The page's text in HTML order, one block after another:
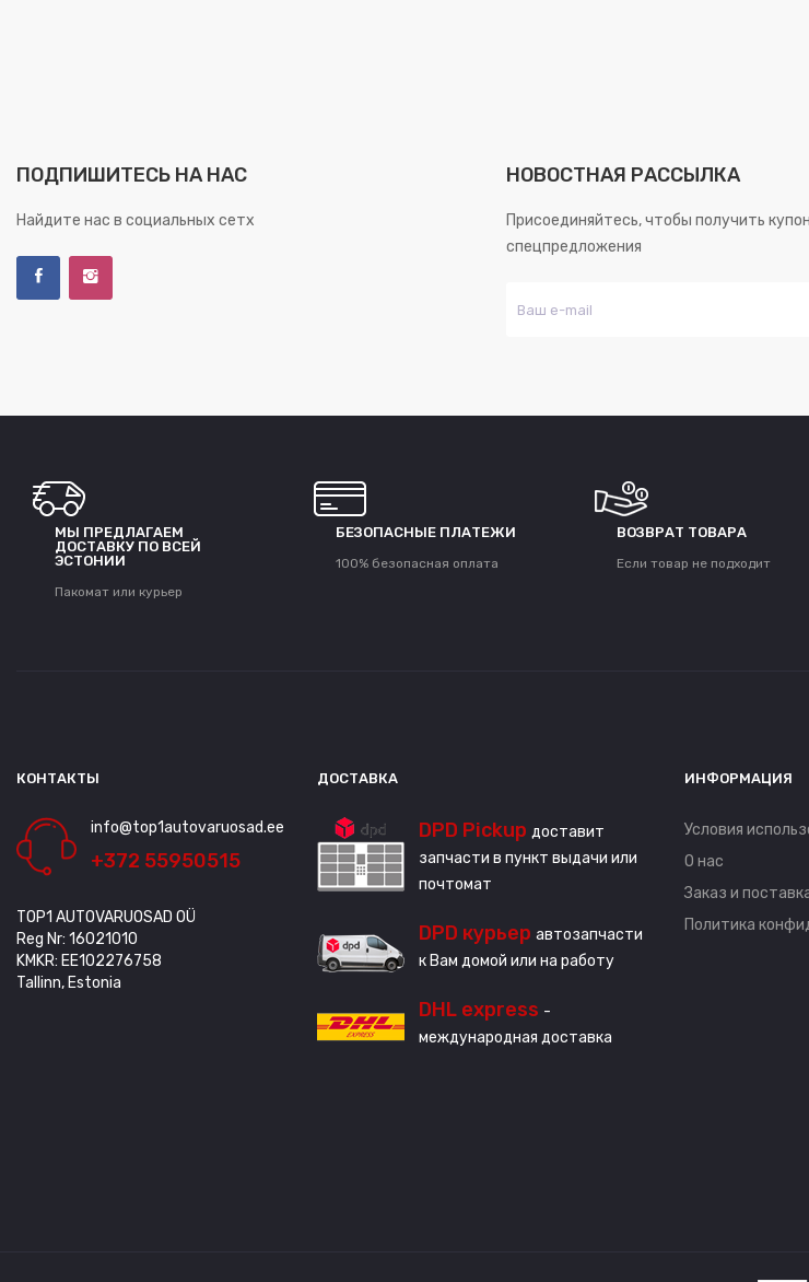
ПОДПИШИТЕСЬ НА НАС
Найдите нас в социальных сетх
НОВОСТНАЯ РАССЫЛКА
Присоединяйтесь, чтобы получить
спецпредложения
МЫ ПРЕДЛАГАЕМ
ДОСТАВКУ ПО ВСЕЙ
ЭСТОНИИ
Пакомат или курьер
БЕЗОПАСНЫЕ ПЛАТЕЖИ
100% безопасная оплата
ВОЗВРАТ ТОВАРА
Если товар не подходит
КОНТАКТЫ
info@top1autovaruosad.ee
+372 55950515
TOP1 AUTOVARUOSAD OÜ
Reg Nr: 16021010
KMKR: EE102276758
Tallinn, Estonia
ДОСТАВКА
DPD Pickup доставит
запчасти в пункт выдачи или
почтомат
DPD курьер автозапчасти
к Вам домой или на работу
DHL express -
международная доставка
ИНФОРМАЦИЯ
Условия
О нас
Заказ и
Политика